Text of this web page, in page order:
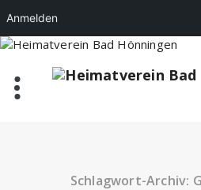
Anmelden
Zum
springen
Schlagwort-Archiv: